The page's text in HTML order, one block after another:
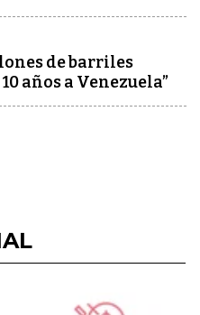
de barriles
años a Venezuela”